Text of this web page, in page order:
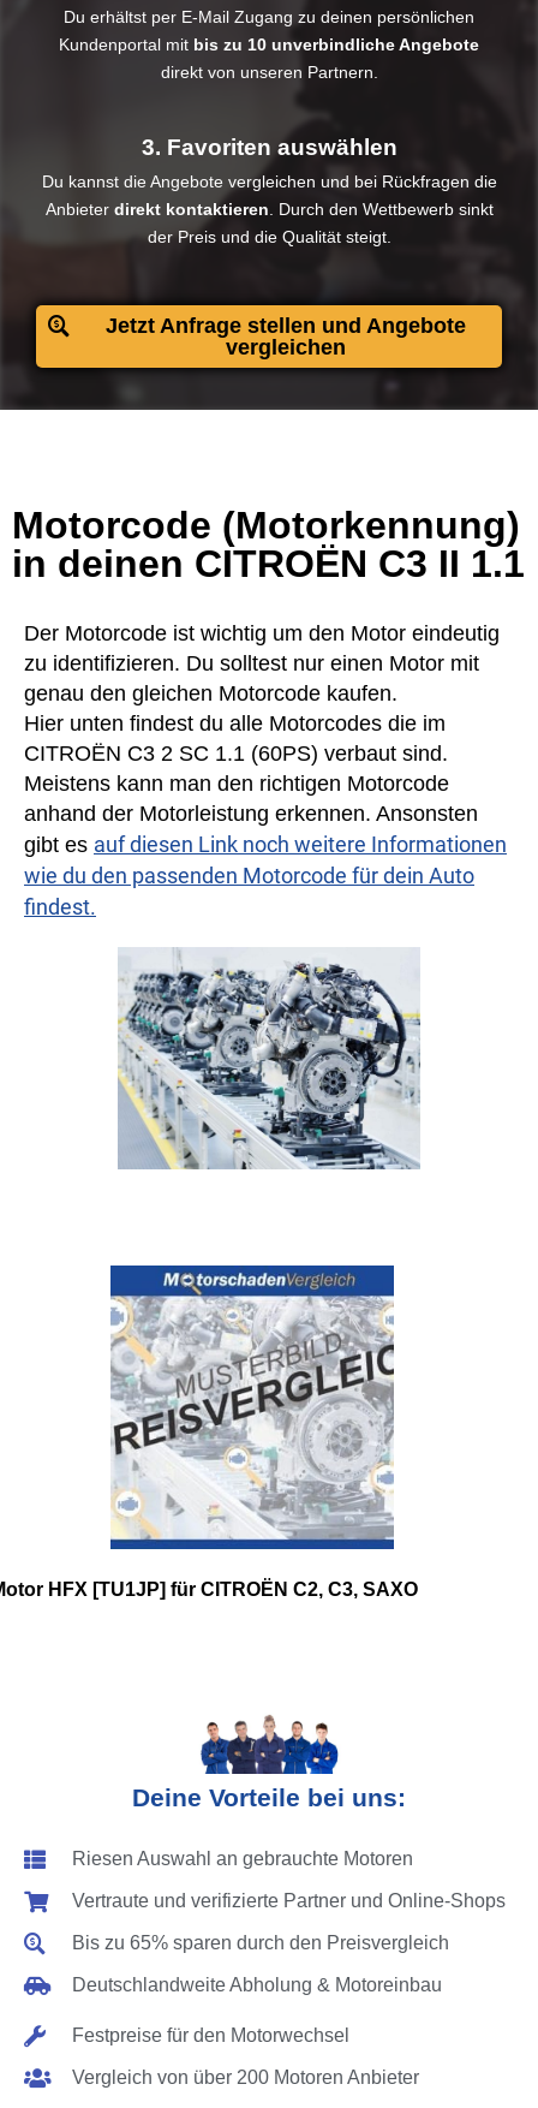
Du erhältst per E-Mail Zugang zu deinen persönlichen
Kundenportal mit bis zu 10 unverbindliche Angebote
direkt von unseren Partnern.
3. Favoriten auswählen
Du kannst die Angebote vergleichen und bei Rückfragen die
Anbieter direkt kontaktieren. Durch den Wettbewerb sinkt
der Preis und die Qualität steigt.​
Jetzt Anfrage stellen und Angebote
vergleichen
Motorcode (Motorkennung)
in deinen CITROËN C3 II 1.1
Der Motorcode ist wichtig um den Motor eindeutig
zu identifizieren. Du solltest nur einen Motor mit
genau den gleichen Motorcode kaufen.
Hier unten findest du alle Motorcodes die im
CITROËN C3 2 SC 1.1 (60PS) verbaut sind.
Meistens kann man den richtigen Motorcode
anhand der Motorleistung erkennen. Ansonsten
gibt es auf diesen Link noch weitere Informationen
wie du den passenden Motorcode für dein Auto
findest.
HFX [TU1JP] für CITROËN C2, C3, SAXO
Deine Vorteile bei uns:
Riesen Auswahl an gebrauchte Motoren
Vertraute und verifizierte Partner und Online-Shops
Bis zu 65% sparen durch den Preisvergleich
Deutschlandweite Abholung & Motoreinbau
Festpreise für den Motorwechsel
Vergleich von über 200 Motoren Anbieter